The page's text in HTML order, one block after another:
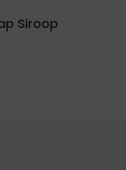
Siroop